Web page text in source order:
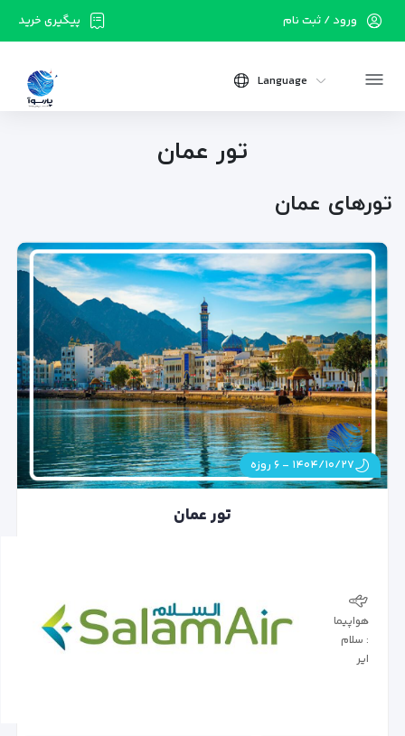
پیگیری خرید ورود / ثبت نام
Language
تور عمان
تور‌های عمان
۱۴۰۴/۱۰/۲۷ - ۶ روزه
تور عمان
هواپیما
: سلام
ایر